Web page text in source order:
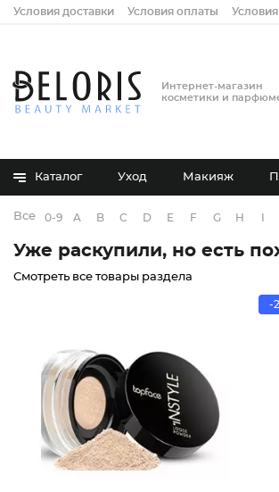
Условия доставки Условия оплаты
Интернет-магазин
косметики и
Каталог Уход Макияж
Все бренды
0-9 A B C D E F G H
Уже раскупили, но есть
Смотреть все товары раздела
Пудра р
-